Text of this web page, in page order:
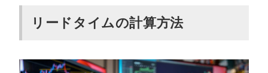
リードタイムの計算方法